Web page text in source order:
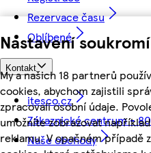
Nastavení
My a našich 18 partnerů
cookies, abychom zajistili
zpracovali osobní údaje.
umožníte zobrazovat
reklamu. V opačném případě
Rezervace času
Oblíbené
Kontakt
itesco.cz
Zákaznické centrum -
Naše obchody